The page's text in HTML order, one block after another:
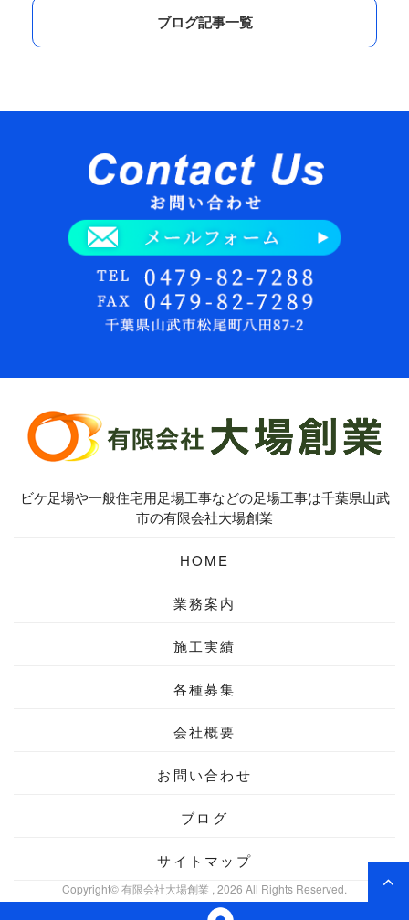
ブログ記事一覧
ビケ足場や一般住宅用足場工事などの足場工事は千葉県山武
市の有限会社大場創業
HOME
業務案内
施工実績
各種募集
会社概要
お問い合わせ
ブログ
サイトマップ
Copyright© 有限会社大場創業 , 2026 All Rights Reserved.